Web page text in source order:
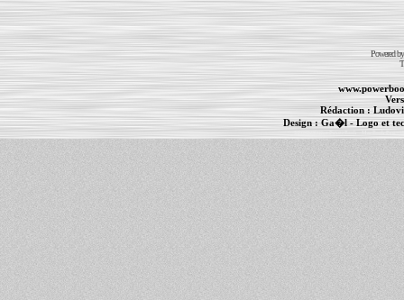
Powered
Rédaction :
Design : Ga�l- Logo et